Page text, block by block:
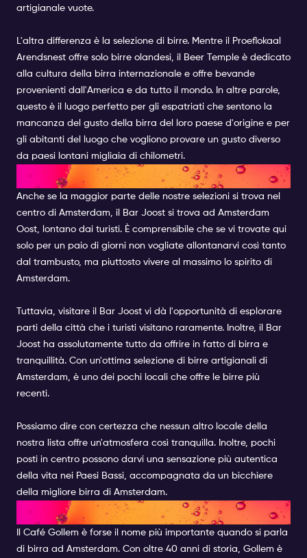
artigianale vuote.
L'altra differenza è la selezione di birre. Mentre il Proeflokaal
Arendsnest offre solo birre olandesi, il Beer Temple è dedicato
alla cultura della birra internazionale e offre bevande
provenienti dall'America e da tutto il mondo. In altre parole,
questo è il luogo perfetto per gli espatriati che sentono la
mancanza del gusto della birra del loro paese d'origine e per
gli abitanti del luogo che vogliono provare un gusto diverso
da paesi lontani migliaia di chilometri.
BAR JOOST
Anche se la maggior parte delle nostre selezioni si trova nel
centro di Amsterdam, il Bar Joost si trova ad Amsterdam
Oost, lontano dai turisti. È comprensibile che se vi trovate qui
solo per un paio di giorni non vogliate allontanarvi così tanto
dal trambusto, ma piuttosto vivere al massimo lo spirito di
Amsterdam.
Tuttavia, visitare il Bar Joost vi dà l'opportunità di esplorare
parti della città che i turisti visitano raramente. Inoltre, il Bar
Joost ha assolutamente tutto da offrire in fatto di birra e
tranquillità. Con un'ottima selezione di birre artigianali di
Amsterdam, è uno dei pochi locali che offre le birre più
recenti.
Possiamo dire con certezza che nessun altro locale della
nostra lista offre un'atmosfera così tranquilla. Inoltre, pochi
posti in centro possono darvi una sensazione più autentica
della vita nei Paesi Bassi, accompagnata da un bicchiere
della migliore birra di Amsterdam.
CAFÉ GOLLEM
Il Café Gollem è forse il nome più importante quando si parla
di birra ad Amsterdam. Con oltre 40 anni di storia, Gollem è